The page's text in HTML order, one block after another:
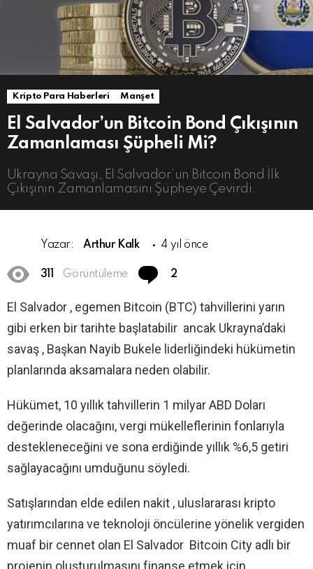
Kripto Para Haberleri Manşet
El Salvador’un Bitcoin Bond Çıkışının
Zamanlaması Şüpheli Mi?
Ukrayna Savaşı, El Salvador’un Bitcoin Bond İlk
Çıkışının Zamanlamasını Şüpheye Çevirdi.
Yazar: Arthur Kalk 4 yıl önce
311 Görüntüleme 2
El Salvador , egemen Bitcoin (BTC) tahvillerini yarın
gibi erken bir tarihte başlatabilir ancak Ukrayna’daki
savaş , Başkan Nayib Bukele liderliğindeki hükümetin
planlarında aksamalara neden olabilir.
Hükümet, 10 yıllık tahvillerin 1 milyar ABD Doları
değerinde olacağını, vergi mükelleflerinin fonlarıyla
destekleneceğini ve sona erdiğinde yıllık %6,5 getiri
sağlayacağını umduğunu söyledi.
Satışlarından elde edilen nakit , uluslararası kripto
yatırımcılarına ve teknoloji öncülerine yönelik vergiden
muaf bir cennet olan El Salvador Bitcoin City adlı bir
projenin oluşturulmasını finanse etmek için